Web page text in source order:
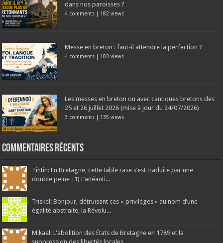
dans nos paroisses ?
4 comments | 182 views
Messe en breton : faut-il attendre la perfection ?
4 comments | 103 views
Les messes en breton ou avec cantiques bretons des
25 et 26 juillet 2026 (mise à jour du 24/07/2026)
3 comments | 135 views
Commentaires récents
Tintin: En Bretagne, cette table rase s’est traduite par une
double peine : 1) L’anéanti...
Triskel: Bonjour, détruisant ces « privilèges » au nom d’une
égalité abstraite, la Révolu...
Mikael: L'abolition des États de Bretagne en 1789 et la